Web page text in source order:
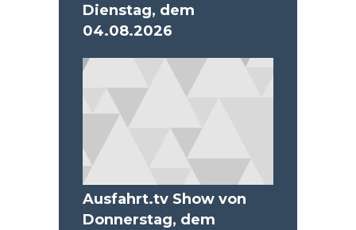
Dienstag, dem
04.08.2026
Ausfahrt.tv Show von
Donnerstag, dem